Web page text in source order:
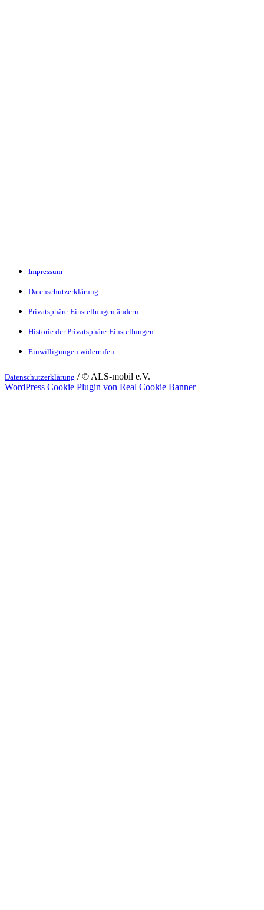
Impressum
Datenschutzerklärung
Privatsphäre-Einstellungen ändern
Historie der Privatsphäre-Einstellungen
Einwilligungen widerrufen
Datenschutzerklärung / © ALS-mobil e.V.
WordPress Cookie Plugin von Real Cookie Banner